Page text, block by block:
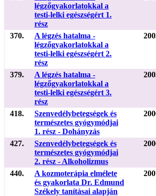
légzőgyakorlatokkal a
testi-lelki egészségért 1.
rész
370.
A légzés hatalma -
légzőgyakorlatokkal a
testi-lelki egészségért 2.
rész
379.
A légzés hatalma -
légzőgyakorlatokkal a
testi-lelki egészségért 3.
rész
418.
Szenvedélybetegségek és
természetes gyógymódjai
1. rész - Dohányzás
427.
Szenvedélybetegségek és
természetes gyógymódjai
2. rész - Alkoholizmus
440.
A kozmoterápia elmélete
és gyakorlata Dr. Edmund
Székely tanításai alapján